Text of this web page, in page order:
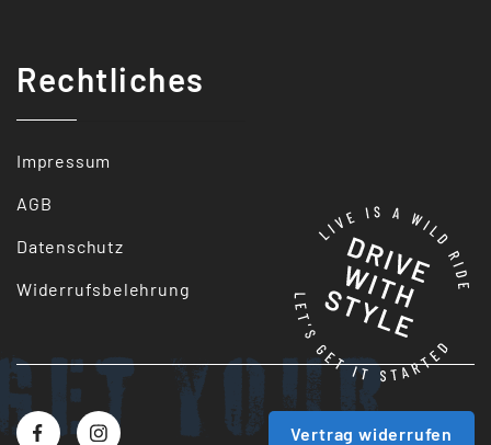
Rechtliches
Impressum
AGB
Datenschutz
Widerrufsbelehrung
Vertrag widerrufen
your